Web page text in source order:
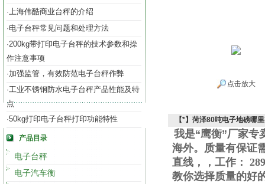
·上海伟酷商业台秤的介绍
·电子台秤常见问题和处理方法
·200kg带打印电子台秤的技术参数和操
作注意事项
·加强监管，有效防范电子台秤作弊
·工业不锈钢防水电子台秤产品性能及特
点
·50kg打印电子台秤打印功能特性
产品目录
电子台秤
电子汽车衡
点击放大
【*】菏泽80吨电子地磅哪
我是“鹰衡”厂家专
海外。质量有保证
直线 ， ，工作 ：
教你选择质量的好